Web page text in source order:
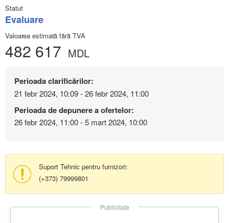
Statut
Evaluare
Valoarea estimată fără TVA
482 617 MDL
Perioada clarificărilor:
21 febr 2024, 10:09 - 26 febr 2024, 11:00
Perioada de depunere a ofertelor:
26 febr 2024, 11:00 - 5 mart 2024, 10:00
Suport Tehnic pentru furnizori:
(+373) 79999801
Publicitate